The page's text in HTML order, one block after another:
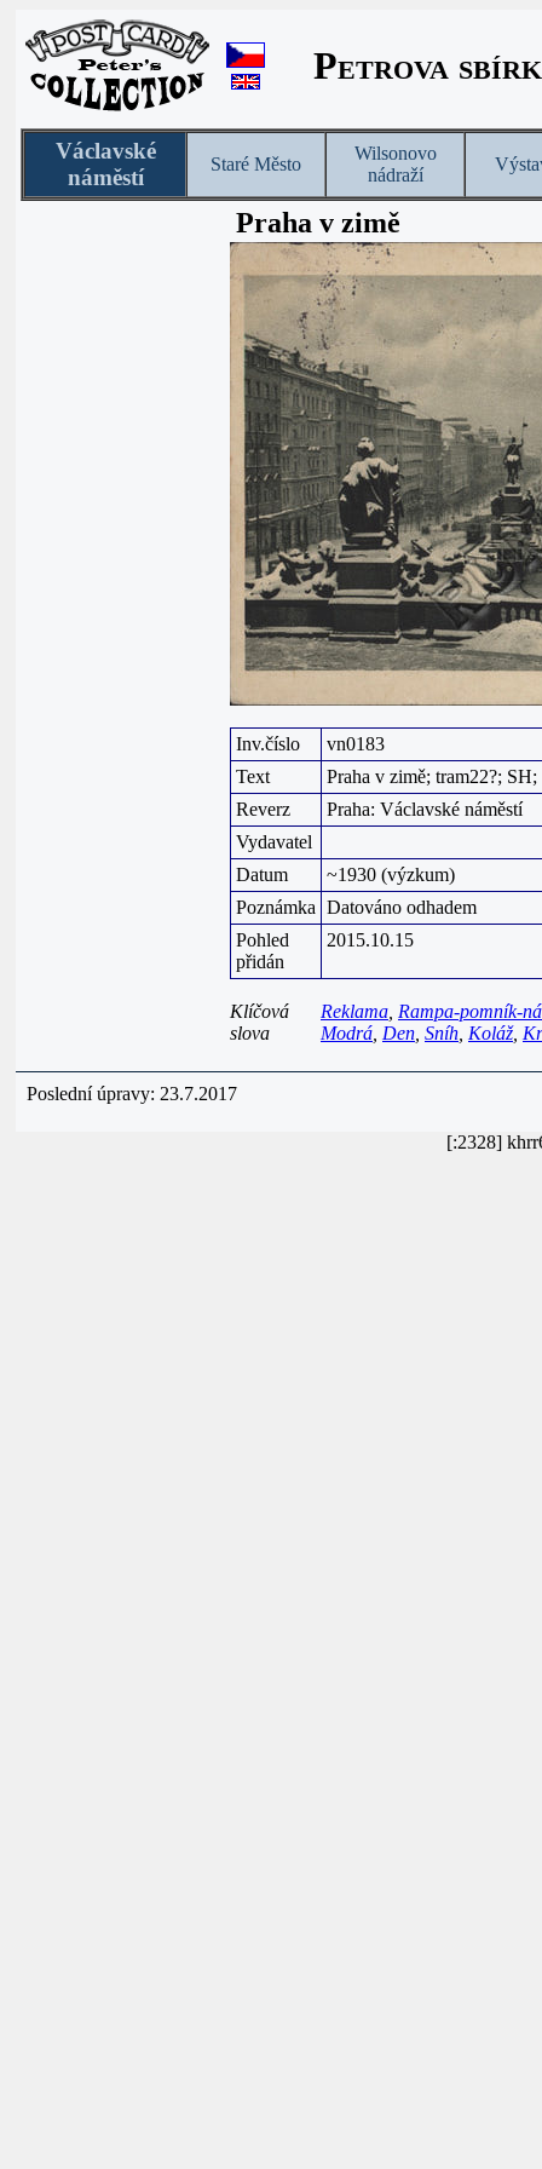
Petrova
Václavské
náměstí
Staré Město
Wilsonovo
nádraží
Praha v zimě
Inv.číslo
vn0183
Text
Praha v zimě; tram22?;
Reverz
Praha: Václavské náměstí
Vydavatel
Datum
~1930 (výzkum)
Poznámka Datováno odhadem
Pohled
přidán
2015.10.15
Klíčová
slova
Reklama Rampa-pomník-
Modrá Den Sníh Koláž,
Poslední úpravy: 23.7.2017
[:2328]